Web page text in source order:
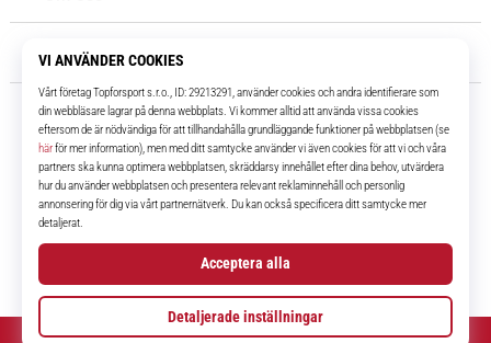
11teamsports.se
I över 16 år har vi varit dina lagkamrater, vilket ger dig de bästa och
senaste fotbollsprodukterna.
FacebookInstagramYouTube
Kundtjänst